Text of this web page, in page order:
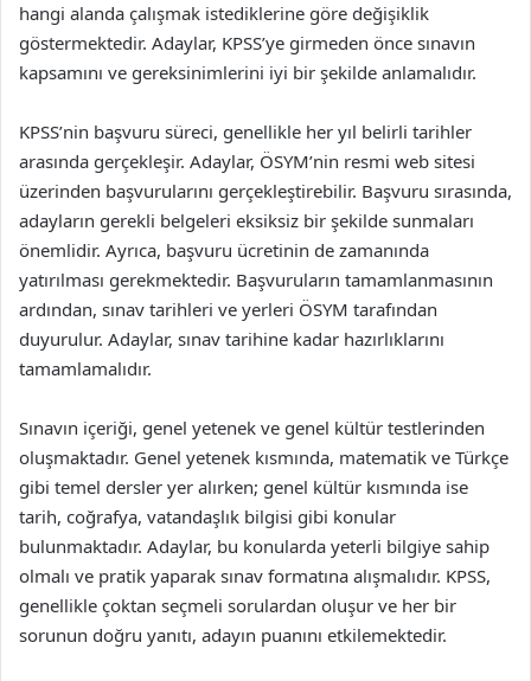
hangi alanda çalışmak istediklerine göre değişiklik
göstermektedir. Adaylar, KPSS’ye girmeden önce sınavın
kapsamını ve gereksinimlerini iyi bir şekilde anlamalıdır.
KPSS’nin başvuru süreci, genellikle her yıl belirli tarihler
arasında gerçekleşir. Adaylar, ÖSYM’nin resmi web sitesi
üzerinden başvurularını gerçekleştirebilir. Başvuru sırasında,
adayların gerekli belgeleri eksiksiz bir şekilde sunmaları
önemlidir. Ayrıca, başvuru ücretinin de zamanında
yatırılması gerekmektedir. Başvuruların tamamlanmasının
ardından, sınav tarihleri ve yerleri ÖSYM tarafından
duyurulur. Adaylar, sınav tarihine kadar hazırlıklarını
tamamlamalıdır.
Sınavın içeriği, genel yetenek ve genel kültür testlerinden
oluşmaktadır. Genel yetenek kısmında, matematik ve Türkçe
gibi temel dersler yer alırken; genel kültür kısmında ise
tarih, coğrafya, vatandaşlık bilgisi gibi konular
bulunmaktadır. Adaylar, bu konularda yeterli bilgiye sahip
olmalı ve pratik yaparak sınav formatına alışmalıdır. KPSS,
genellikle çoktan seçmeli sorulardan oluşur ve her bir
sorunun doğru yanıtı, adayın puanını etkilemektedir.